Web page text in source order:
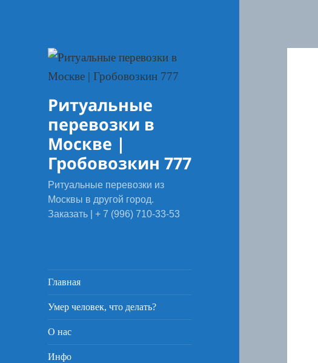
Ритуальные
перевозки в
Москве |
Гробовозкин 777
Ритуальные перевозки из
Москвы в другой город.
Заказать | + 7 (996) 710-33-53
Главная
Умер человек, что делать?
О нас
Инфо